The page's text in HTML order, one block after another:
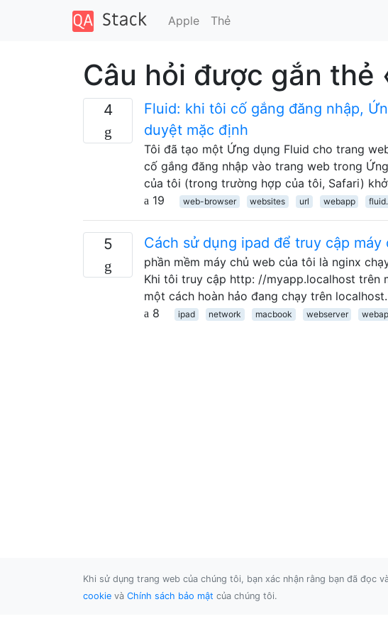
Apple Thẻ
Câu hỏi được gắn thẻ
4
Fluid: khi tôi cố gắng đăng nhập,
duyệt mặc định
Tôi đã tạo một Ứng dụng Fluid cho trang
cố gắng đăng nhập vào trang web trong
của tôi (trong trường hợp của tôi, Safari)
19
web-browser websites url webapp
5 Cách sử dụng ipad để truy cập
phần mềm máy chủ web của tôi là nginx
Khi tôi truy cập http: //myapp.localhost trên
một cách hoàn hảo đang chạy trên
8
ipad network macbook webserver
Khi sử dụng trang web của chúng tôi, bạn xác nhận rằng bạn đã đọc
cookie và Chính sách bảo mật của chúng tôi.